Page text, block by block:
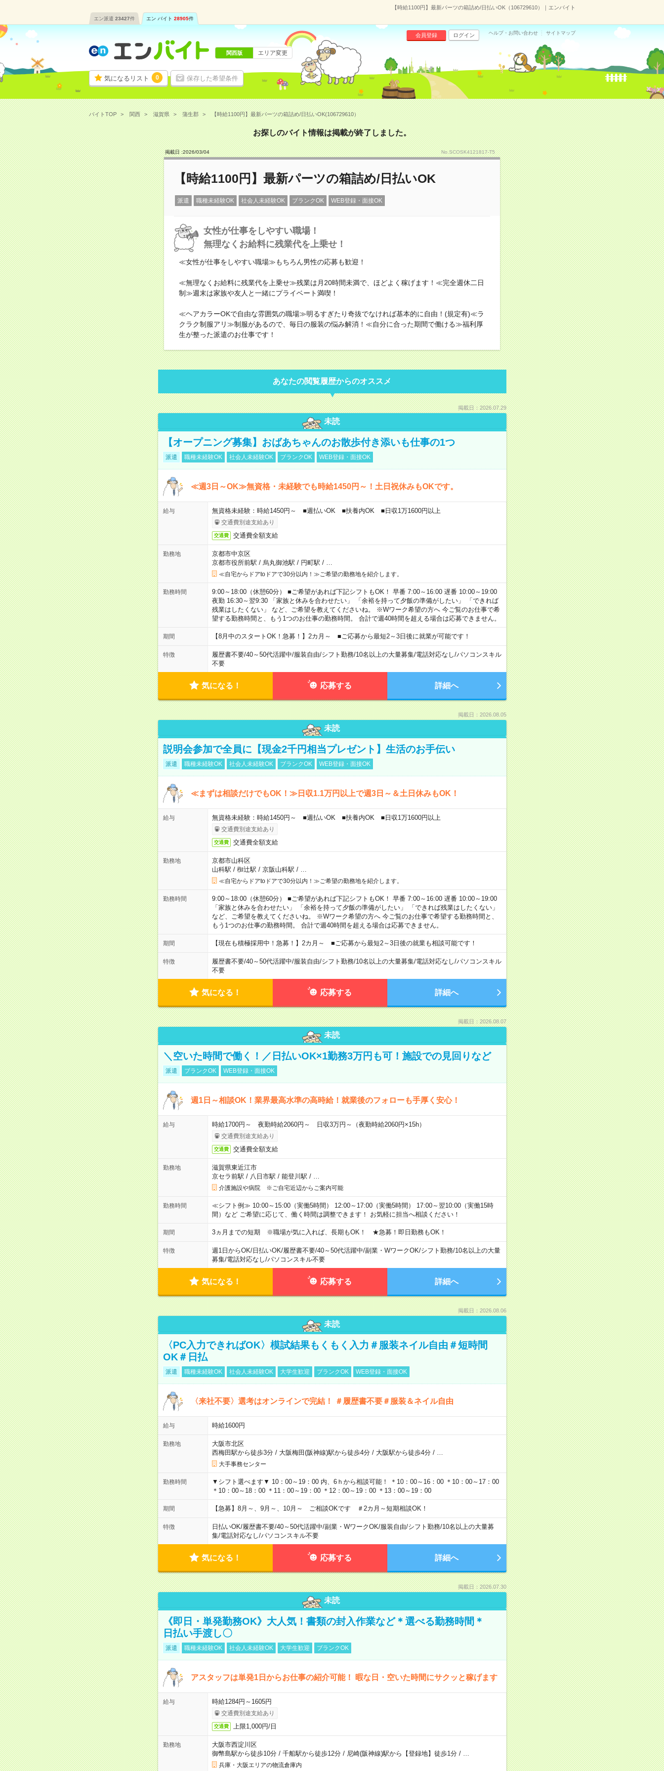
【時給1100円】最新パーツの箱詰め/日払いOK（106729610）｜エンバイト
エン派遣 23427件 エン バイト 28905件
気になるリスト 0 保存した希望条件
会員登録 ログイン ヘルプ・お問い合わせ サイトマップ
関西版 エリア変更
バイトTOP 関西 滋賀県 蒲生郡 【時給1100円】最新パーツの箱詰め/日払いOK(106729610）
お探しのバイト情報は掲載が終了しました。
掲載日 :2026/03/04 No.SCOSK4121817-T5
【時給1100円】最新パーツの箱詰め/日払いOK
派遣 職種未経験OK 社会人未経験OK ブランクOK WEB登録・面接OK
女性が仕事をしやすい職場！
無理なくお給料に残業代を上乗せ！
≪女性が仕事をしやすい職場≫もちろん男性の応募も歓迎！
≪無理なくお給料に残業代を上乗せ≫残業は月20時間未満で、ほどよく稼げます！≪完全週休二日
制≫週末は家族や友人と一緒にプライベート満喫！
≪ヘアカラーOKで自由な雰囲気の職場≫明るすぎたり奇抜でなければ基本的に自由！(規定有)≪ラ
クラク制服アリ≫制服があるので、毎日の服装の悩み解消！≪自分に合った期間で働ける≫福利厚
生が整った派遣のお仕事です！
あなたの閲覧履歴からのオススメ
掲載日：2026.07.29
未読
【オープニング募集】おばあちゃんのお散歩付き添いも仕事の1つ
派遣 職種未経験OK 社会人未経験OK ブランクOK WEB登録・面接OK
≪週3日～OK≫無資格・未経験でも時給1450円～！土日祝休みもOKです。
給与 無資格未経験：時給1450円～ ■週払いOK ■扶養内OK ■日収1万1600円以上
交通費別途支給あり
交通費 交通費全額支給
勤務地
京都市中京区
京都市役所前駅 / 烏丸御池駅 / 円町駅 /
≪自宅からドアtoドアで30分以内！≫ご希望の勤務地を紹介します。
勤務時間
9:00～18:00（休憩60分） ■ご希望があれば下記シフトもOK！ 早番 7:00～16:00 遅番 10:00～19:00
夜勤 16:30～翌9:30 「家族と休みを合わせたい」 「余裕を持って夕飯の準備がしたい」 「できれば
残業はしたくない」 など、ご希望を教えてくださいね。 ※Wワーク希望の方へ 今ご覧のお仕事で希
望する勤務時間と、もう1つのお仕事の勤務時間。 合計で週40時間を超える場合は応募できません。
期間 【8月中のスタートOK！急募！】2カ月～ ■ご応募から最短2～3日後に就業が可能です！
特徴 履歴書不要/40～50代活躍中/服装自由/シフト勤務/10名以上の大量募集/電話対応なし/パソコンスキル
不要
気になる！ 応募する 詳細へ
掲載日：2026.08.05
未読
説明会参加で全員に【現金2千円相当プレゼント】生活のお手伝い
派遣 職種未経験OK 社会人未経験OK ブランクOK WEB登録・面接OK
≪まずは相談だけでもOK！≫日収1.1万円以上で週3日～＆土日休みもOK！
給与 無資格未経験：時給1450円～ ■週払いOK ■扶養内OK ■日収1万1600円以上
交通費別途支給あり
交通費 交通費全額支給
勤務地
京都市山科区
山科駅 / 椥辻駅 / 京阪山科駅 /
≪自宅からドアtoドアで30分以内！≫ご希望の勤務地を紹介します。
勤務時間
9:00～18:00（休憩60分） ■ご希望があれば下記シフトもOK！ 早番 7:00～16:00 遅番 10:00～19:00
「家族と休みを合わせたい」 「余裕を持って夕飯の準備がしたい」 「できれば残業はしたくない」
など、ご希望を教えてくださいね。 ※Wワーク希望の方へ 今ご覧のお仕事で希望する勤務時間と、
もう1つのお仕事の勤務時間。 合計で週40時間を超える場合は応募できません。
期間 【現在も積極採用中！急募！】2カ月～ ■ご応募から最短2～3日後の就業も相談可能です！
特徴 履歴書不要/40～50代活躍中/服装自由/シフト勤務/10名以上の大量募集/電話対応なし/パソコンスキル
不要
気になる！ 応募する 詳細へ
掲載日：2026.08.07
未読
＼空いた時間で働く！／日払いOK×1勤務3万円も可！施設での見回りなど
派遣 ブランクOK WEB登録・面接OK
週1日～相談OK！業界最高水準の高時給！就業後のフォローも手厚く安心！
給与 時給1700円～ 夜勤時給2060円～ 日収3万円～（夜勤時給2060円×15h）
交通費別途支給あり
交通費 交通費全額支給
勤務地
滋賀県東近江市
京セラ前駅 / 八日市駅 / 能登川駅 /
介護施設や病院 ※ご自宅近辺からご案内可能
勤務時間
≪シフト例≫ 10:00～15:00（実働5時間） 12:00～17:00（実働5時間） 17:00～翌10:00（実働15時
間）など ご希望に応じて、働く時間は調整できます！ お気軽に担当へ相談ください！
期間 3ヵ月までの短期 ※職場が気に入れば、長期もOK！ ★急募！即日勤務もOK！
特徴 週1日からOK/日払いOK/履歴書不要/40～50代活躍中/副業・WワークOK/シフト勤務/10名以上の大量
募集/電話対応なし/パソコンスキル不要
気になる！ 応募する 詳細へ
掲載日：2026.08.06
未読
〈PC入力できればOK〉模試結果もくもく入力＃服装ネイル自由＃短時間
OK＃日払
派遣 職種未経験OK 社会人未経験OK 大学生歓迎 ブランクOK WEB登録・面接OK
〈来社不要〉選考はオンラインで完結！ ＃履歴書不要＃服装＆ネイル自由
給与 時給1600円
勤務地
大阪市北区
西梅田駅から徒歩3分/ 大阪梅田(阪神線)駅から徒歩4分/ 大阪駅から徒歩4分/
大手事務センター
勤務時間
▼シフト選べます▼ 10：00～19：00 内、6ｈから相談可能！ ＊10：00～16：00 ＊10：00～17：00
＊10：00～18：00 ＊11：00～19：00 ＊12：00～19：00 ＊13：00～19：00
期間 【急募】8月～、9月～、10月～ ご相談OKです ＃2カ月～短期相談OK！
特徴 日払いOK/履歴書不要/40～50代活躍中/副業・WワークOK/服装自由/シフト勤務/10名以上の大量募
集/電話対応なし/パソコンスキル不要
気になる！ 応募する 詳細へ
掲載日：2026.07.30
未読
《即日・単発勤務OK》大人気！書類の封入作業など＊選べる勤務時間＊
日払い手渡し〇
派遣 職種未経験OK 社会人未経験OK 大学生歓迎 ブランクOK
アスタッフは単発1日からお仕事の紹介可能！ 暇な日・空いた時間にサクッと稼げます
給与 時給1284円～1605円
交通費別途支給あり
交通費 上限1,000円/日
勤務地
大阪市西淀川区
御幣島駅から徒歩10分/ 千船駅から徒歩12分/ 尼崎(阪神線)駅から【登録地】徒歩1分/
兵庫・大阪エリアの物流倉庫内